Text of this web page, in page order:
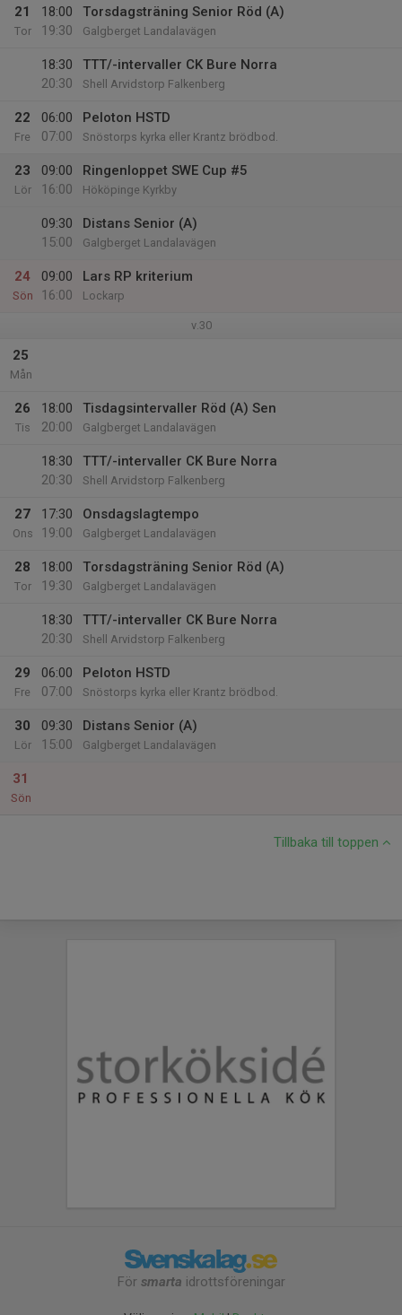
21
Tor
18:00
19:30
Torsdagsträning Senior Röd (A)
Galgberget Landalavägen
18:30
20:30
TTT/-intervaller CK Bure Norra
Shell Arvidstorp Falkenberg
22
Fre
06:00
07:00
Peloton HSTD
Snöstorps kyrka eller Krantz brödbod.
23
Lör
09:00
16:00
Ringenloppet SWE Cup #5
Hököpinge Kyrkby
09:30
15:00
Distans Senior (A)
Galgberget Landalavägen
24
Sön
09:00
16:00
Lars RP kriterium
Lockarp
v.30
25
Mån
26
Tis
18:00
20:00
Tisdagsintervaller Röd (A) Sen
Galgberget Landalavägen
18:30
20:30
TTT/-intervaller CK Bure Norra
Shell Arvidstorp Falkenberg
27
Ons
17:30
19:00
Onsdagslagtempo
Galgberget Landalavägen
28
Tor
18:00
19:30
Torsdagsträning Senior Röd (A)
Galgberget Landalavägen
18:30
20:30
TTT/-intervaller CK Bure Norra
Shell Arvidstorp Falkenberg
29
Fre
06:00
07:00
Peloton HSTD
Snöstorps kyrka eller Krantz brödbod.
30
Lör
09:30
15:00
Distans Senior (A)
Galgberget Landalavägen
31
Sön
Tillbaka till toppen
För smarta idrottsföreningar